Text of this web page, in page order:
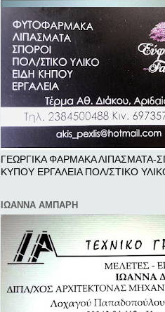
ΓΕΩΡΓΙΚΑ ΦΑΡΜΑΚΑ ΛΙΠΑΣΜΑΤΑ-
ΚΥΠΟΥ ΕΡΓΑΛΕΙΑ ΠΟΛ/ΣΤΙΚΟ
ΙΩΑΝΝΑ ΑΜΠΑΡΗ